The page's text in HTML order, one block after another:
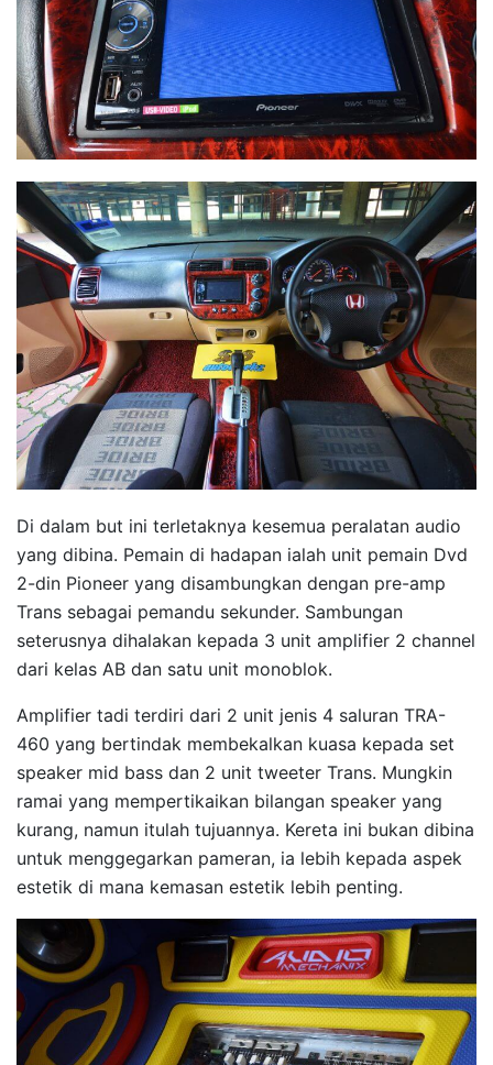
Di dalam but ini terletaknya kesemua peralatan audio
yang dibina. Pemain di hadapan ialah unit pemain Dvd
2-din Pioneer yang disambungkan dengan pre-amp
Trans sebagai pemandu sekunder. Sambungan
seterusnya dihalakan kepada 3 unit amplifier 2 channel
dari kelas AB dan satu unit monoblok.
Amplifier tadi terdiri dari 2 unit jenis 4 saluran TRA-
460 yang bertindak membekalkan kuasa kepada set
speaker mid bass dan 2 unit tweeter Trans. Mungkin
ramai yang mempertikaikan bilangan speaker yang
kurang, namun itulah tujuannya. Kereta ini bukan dibina
untuk menggegarkan pameran, ia lebih kepada aspek
estetik di mana kemasan estetik lebih penting.